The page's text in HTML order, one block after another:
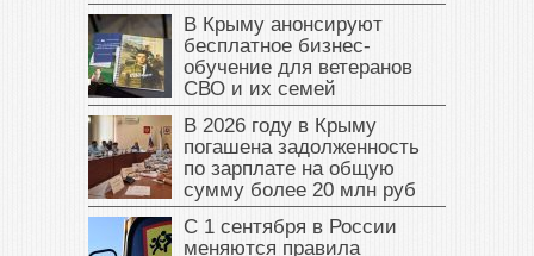
В Крыму анонсируют
бесплатное бизнес-
обучение для ветеранов
СВО и их семей
В 2026 году в Крыму
погашена задолженность
по зарплате на общую
сумму более 20 млн руб
С 1 сентября в России
меняются правила